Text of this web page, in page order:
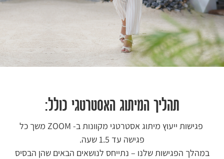
תהליך המיתוג האסטרטגי כולל:
פגישות ייעוץ מיתוג אסטרטגי מקוונות ב- ZOOM משך כל
פגישה עד 1.5 שעה.
במהלך הפגישות שלנו – נתייחס לנושאים הבאים שהן הבסיס